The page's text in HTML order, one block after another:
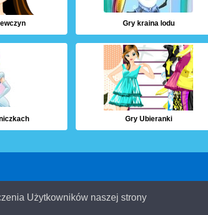
Użytkowników naszej strony
Gry kraina lodu
Gry Ubieranki
Kontakt Oświadczenie o prywatności